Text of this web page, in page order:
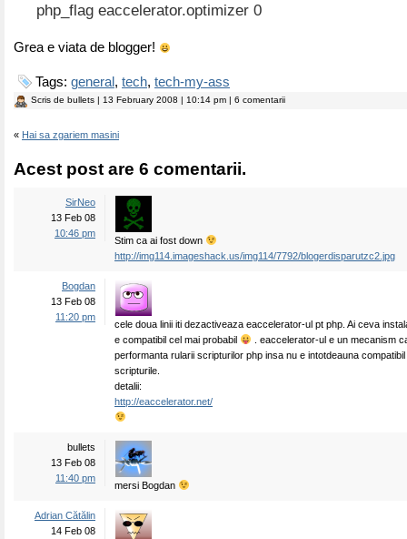
php_flag eaccelerator.optimizer 0
Grea e viata de blogger!
Tags: general , tech, tech-my-ass
Scris de bullets | 13 February 2008 | 10:14 pm | 6 comentarii
« Hai sa zgariem masini
Acest post are 6 comentarii.
SirNeo
13 Feb 08
10:46 pm
Stim ca ai fost down
http://img114.imageshack.us/img114/7792/blogerdisparutzc2.jpg
Bogdan
13 Feb 08
11:20 pm
cele doua linii iti dezactiveaza eaccelerator-ul pt php. Ai ceva
e compatibil cel mai probabil
. eaccelerator-ul e un mecanism
performanta rularii scripturilor php insa nu e intotdeauna
scripturile.
detalii:
http://eaccelerator.net/
bullets
13 Feb 08
11:40 pm
mersi Bogdan
Adrian Cătălin
14 Feb 08